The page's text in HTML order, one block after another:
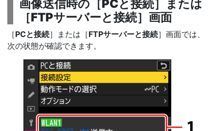
画像送信時の［PCと接続］または
［FTPサーバーと接続］画面
［PCと接続］または［FTPサーバーと接続］画面では、
次の状態が確認できます。